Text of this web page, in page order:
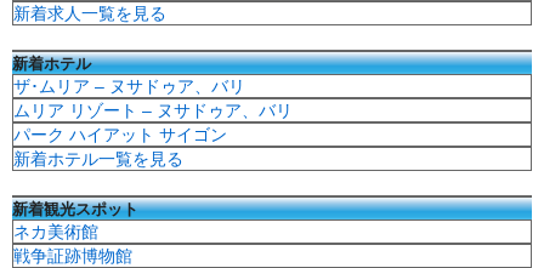
新着求人一覧を見る
新着ホテル
ザ･ムリア – ヌサドゥア、バリ
ムリア リゾート – ヌサドゥア、バリ
パーク ハイアット サイゴン
新着ホテル一覧を見る
新着観光スポット
ネカ美術館
戦争証跡博物館